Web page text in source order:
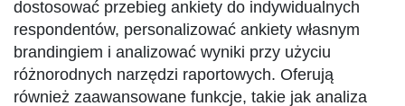
dostosować przebieg ankiety do indywidualnych
respondentów, personalizować ankiety własnym
brandingiem i analizować wyniki przy użyciu
różnorodnych narzędzi raportowych. Oferują
również zaawansowane funkcje, takie jak analiza